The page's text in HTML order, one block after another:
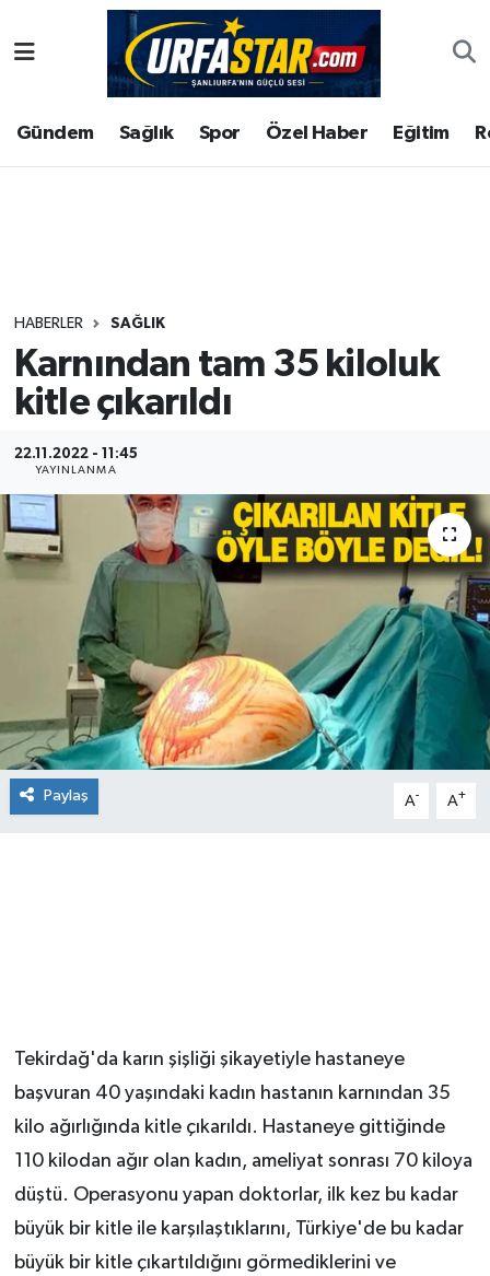
Gündem Sağlık Spor Özel Haber Eğitim
HABERLER SAĞLIK
Karnından tam 35 kiloluk
kitle çıkarıldı
22.11.2022 - 11:45
YAYINLANMA
Paylaş A- A+
Tekirdağ'da karın şişliği şikayetiyle hastaneye
başvuran 40 yaşındaki kadın hastanın karnından 35
kilo ağırlığında kitle çıkarıldı. Hastaneye gittiğinde
110 kilodan ağır olan kadın, ameliyat sonrası 70 kiloya
düştü. Operasyonu yapan doktorlar, ilk kez bu kadar
büyük bir kitle ile karşılaştıklarını, Türkiye'de bu kadar
büyük bir kitle çıkartıldığını görmediklerini ve
ASAYİS
ÇEVRE
Gündem
Kültür
Magazin
Şanlıurfa Nöbetçi Eczaneler
Şanlıurfa Hava Durumu
Tüm Manşetler
Son Dakika Haberleri
Haber Arşivi